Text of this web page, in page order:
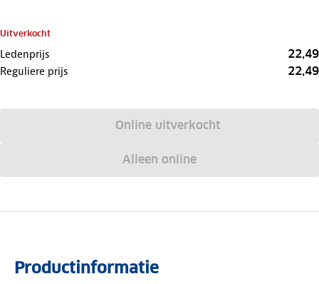
Uitverkocht
Ledenprijs 22,49
Reguliere prijs 22,49
Online uitverkocht
Alleen online
Productinformatie